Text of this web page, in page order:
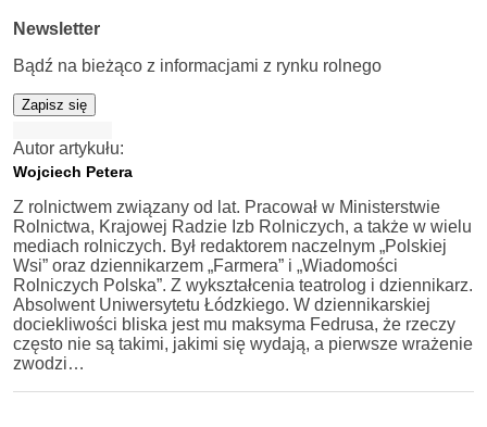
Newsletter
Bądź na bieżąco z informacjami z rynku rolnego
Zapisz się
Autor artykułu:
Wojciech Petera
Z rolnictwem związany od lat. Pracował w Ministerstwie
Rolnictwa, Krajowej Radzie Izb Rolniczych, a także w wielu
mediach rolniczych. Był redaktorem naczelnym „Polskiej
Wsi” oraz dziennikarzem „Farmera” i „Wiadomości
Rolniczych Polska”. Z wykształcenia teatrolog i dziennikarz.
Absolwent Uniwersytetu Łódzkiego. W dziennikarskiej
dociekliwości bliska jest mu maksyma Fedrusa, że rzeczy
często nie są takimi, jakimi się wydają, a pierwsze wrażenie
zwodzi…